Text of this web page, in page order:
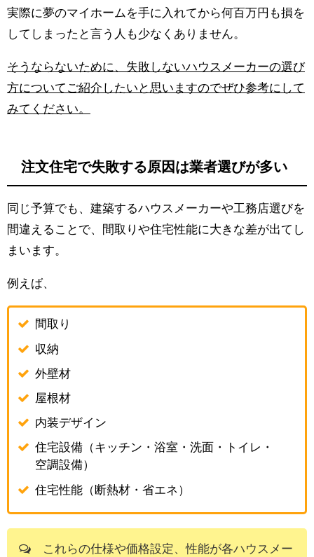
実際に夢のマイホームを手に入れてから何百万円も損を
してしまったと言う人も少なくありません。
そうならないために、失敗しないハウスメーカーの選び
方についてご紹介したいと思いますのでぜひ参考にして
みてください。
注文住宅で失敗する原因は業者選びが多い
同じ予算でも、建築するハウスメーカーや工務店選びを
間違えることで、間取りや住宅性能に大きな差が出てし
まいます。
例えば、
間取り
収納
外壁材
屋根材
内装デザイン
住宅設備（キッチン・浴室・洗面・トイレ・
空調設備）
住宅性能（断熱材・省エネ）
これらの仕様や価格設定、性能が各ハウスメー